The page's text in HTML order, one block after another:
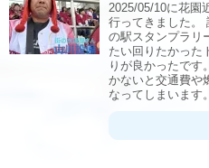
2025/05/10に花園
行ってきました。
の駅スタンプラリ
たい回りたかった
りが良かったです
かないと交通費や
なってしまいます。